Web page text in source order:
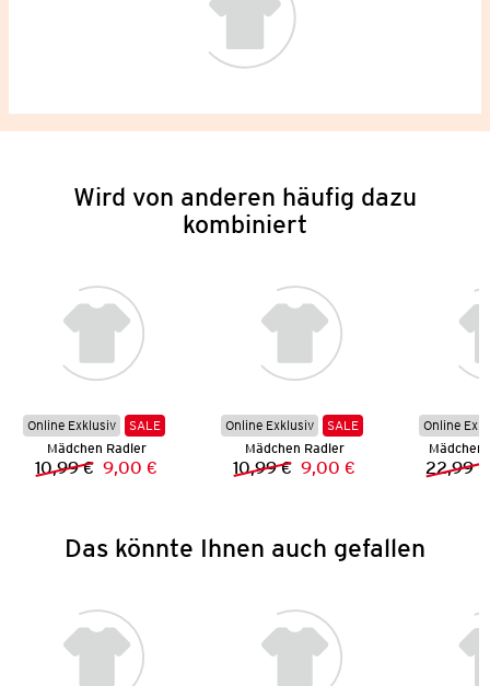
Wird von anderen häufig dazu
kombiniert
Online Exklusiv
SALE
Mädchen Radler
Vorheriger Preis:
10,99 € Neuer Preis:
9,00 €
Online Exklusiv
SALE
Mädchen Radler
Vorheriger Preis:
10,99 € Neuer Preis:
9,00 €
Online
22,99 €
Das könnte Ihnen auch gefallen